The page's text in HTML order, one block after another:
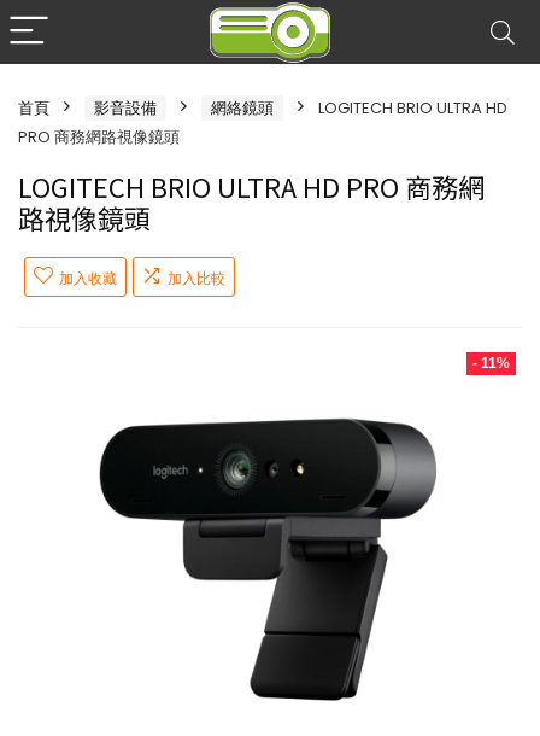
首頁 影音設備 網絡鏡頭
LOGITECH BRIO ULTRA HD
PRO 商務網路視像鏡頭
LOGITECH BRIO ULTRA HD PRO 商務網
路視像鏡頭
加入收藏 加入比較
- 11%